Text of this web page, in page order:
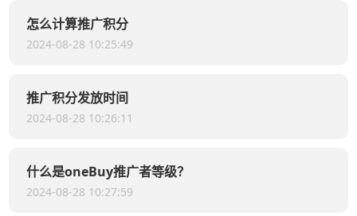
怎么计算推广积分
2024-08-28 10:25:49
推广积分发放时间
2024-08-28 10:26:11
什么是oneBuy推广者等级？
2024-08-28 10:27:59